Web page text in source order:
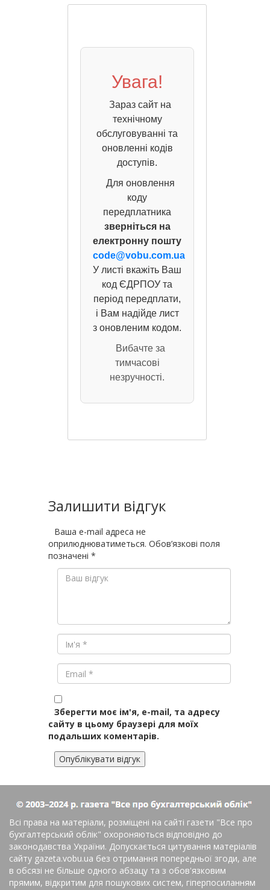
Увага!
Зараз сайт на
технічному
обслуговуванні та
оновленні кодів
доступів.
Для оновлення
коду
передплатника
зверніться на
електронну пошту
code@vobu.com.ua
У листі вкажіть Ваш
код ЄДРПОУ та
період передплати,
і Вам надійде лист
з оновленим кодом.
Вибачте за
тимчасові
незручності.
Залишити відгук
Ваша e-mail адреса не
оприлюднюватиметься. Обов’язкові поля
позначені *
Зберегти моє ім'я, e-mail, та адресу
сайту в цьому браузері для моїх
подальших коментарів.
Всі права на матеріали, розміщені на сайті газети "Все про
бухгалтерський облік" охороняються відповідно до
законодавства України. Допускається цитування матеріалів
сайту gazeta.vobu.ua без отримання попередньої згоди, але
в обсязі не більше одного абзацу та з обов'язковим
прямим, відкритим для пошукових систем, гіперпосиланням